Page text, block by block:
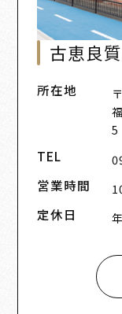
古恵良
所在地
5
TEL
営業時間
定休日